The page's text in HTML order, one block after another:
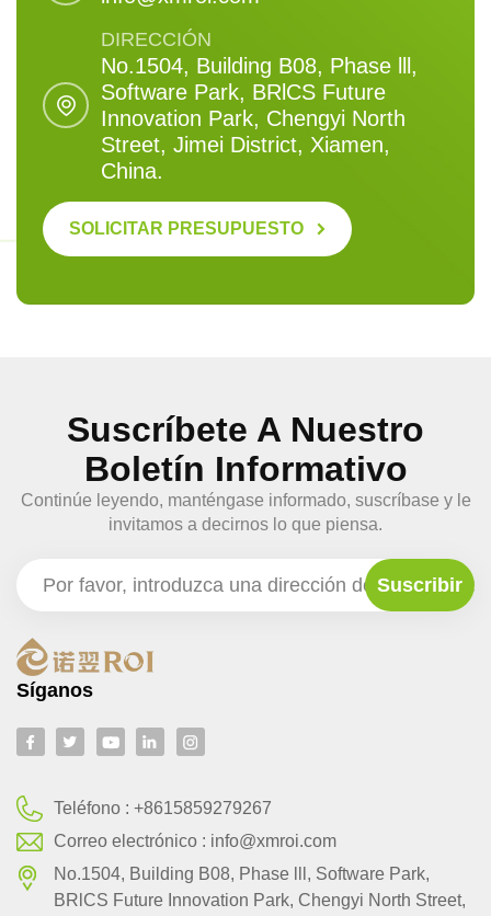
DIRECCIÓN
No.1504, Building B08, Phase lll,
Software Park, BRlCS Future
Innovation Park, Chengyi North
Street, Jimei District, Xiamen,
China.
SOLICITAR PRESUPUESTO
Suscríbete A Nuestro
Boletín Informativo
Continúe leyendo, manténgase informado, suscríbase y le
invitamos a decirnos lo que piensa.
Síganos
Teléfono :+8615859279267
Correo electrónico : info@xmroi.com
No.1504, Building B08, Phase lll, Software Park,
BRlCS Future Innovation Park, Chengyi North Street,